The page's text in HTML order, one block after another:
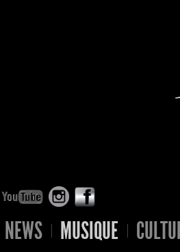
NEWS MUSIQUE